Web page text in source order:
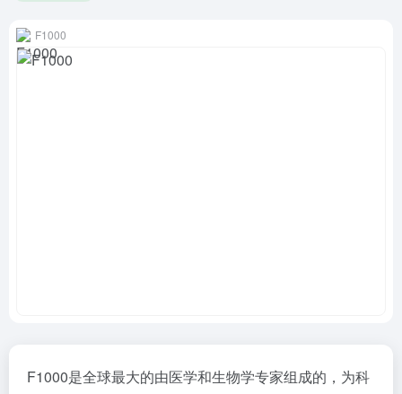
F1000
F1000是全球最大的由医学和生物学专家组成的，为科